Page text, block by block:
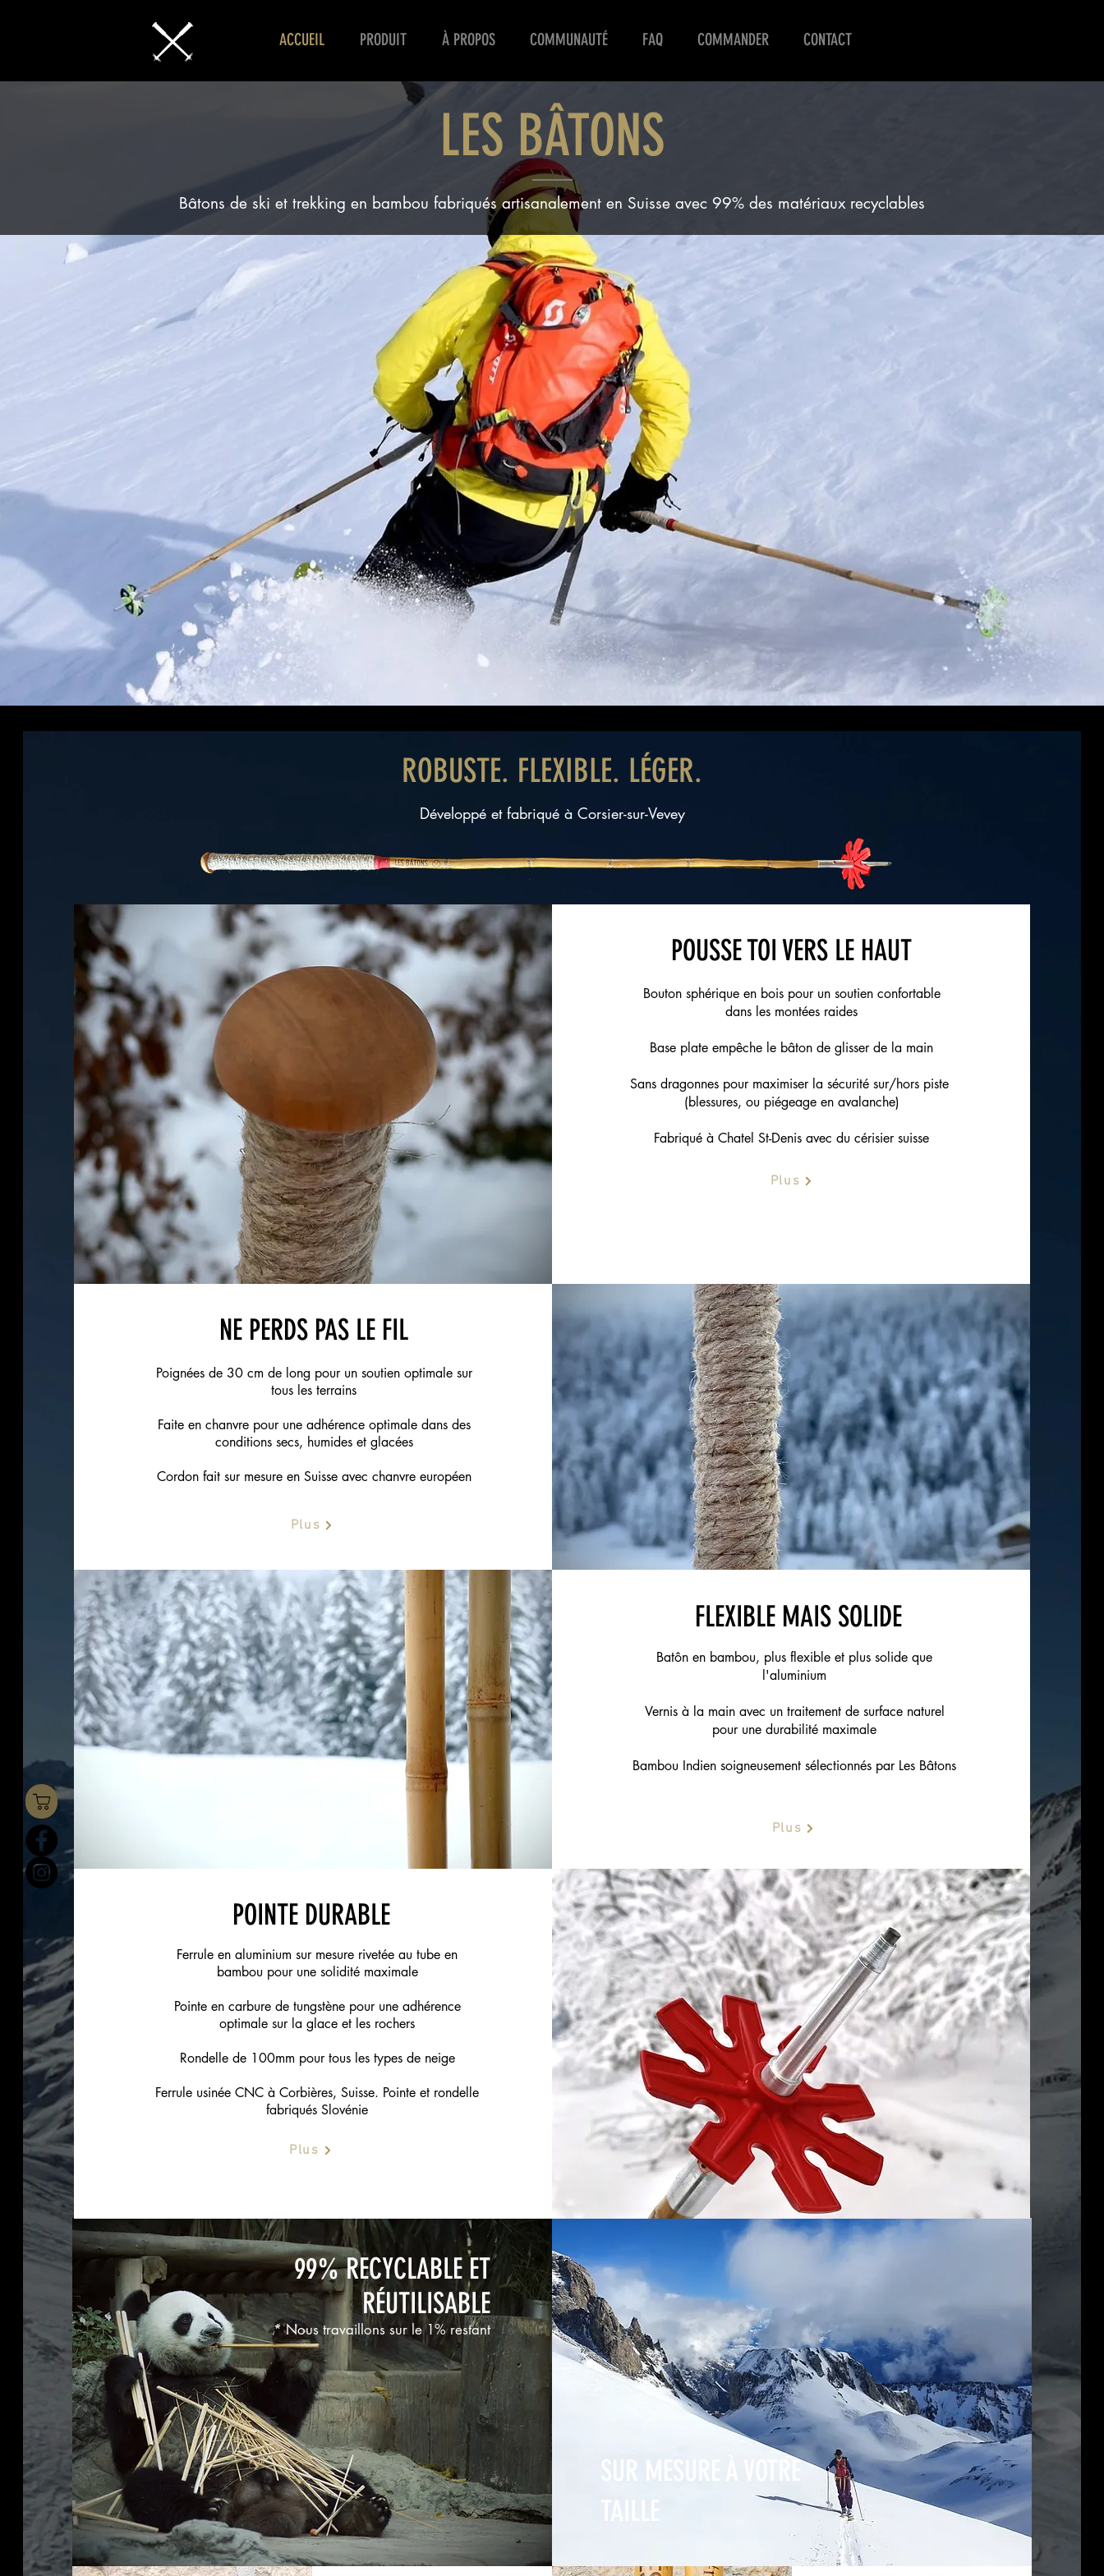
ACCUEIL PRODUIT À PROPOS COMMUNAUTÉ FAQ COMMANDER CONTACT
LES BÂTONS
Bâtons de ski et trekking en bambou fabriqués artisanalement en Suisse avec 99% des matériaux recyclables
ROBUSTE. FLEXIBLE. LÉGER.
Développé et fabriqué à Corsier-sur-Vevey
99% RECYCLABLE ET
RÉUTILISABLE
* Nous travaillons sur le 1% restant
SUR MESURE À VOTRE
TAILLE
POUSSE TOI VERS LE HAUT
Bouton sphérique en bois pour un soutien confortable
dans les montées raides
Base plate empêche le bâton de glisser de la main
Sans dragonnes pour maximiser la sécurité sur/hors piste
(blessures, ou piégeage en avalanche)
Fabriqué à Chatel St-Denis avec du cérisier suisse
Plus
NE PERDS PAS LE FIL
Poignées de 30 cm de long pour un soutien optimale sur
tous les terrains
Faiteen chanvre pour une adhérence optimale dans des
conditions secs, humides et glacées
Cordon fait sur mesure en Suisse avec chanvre européen
Plus
FLEXIBLE MAIS SOLIDE
Batôn en bambou, plus flexible et plus solide que
l'aluminium
Vernis à la main avec un traitement de surface naturel
pour une durabilité maximale
Bambou Indien soigneusement sélectionnés par Les Bâtons
Plus
POINTE DURABLE
Ferrule en aluminium sur mesure rivetée au tube en
bambou pour une solidité maximale
Pointe en carbure de tungstène pour une adhérence
optimale sur la glace et les rochers
Rondelle de 100mm pour tous les types de neige
Ferrule usinée CNC à Corbières, Suisse. Pointe et rondelle
fabriqués Slovénie
Plus